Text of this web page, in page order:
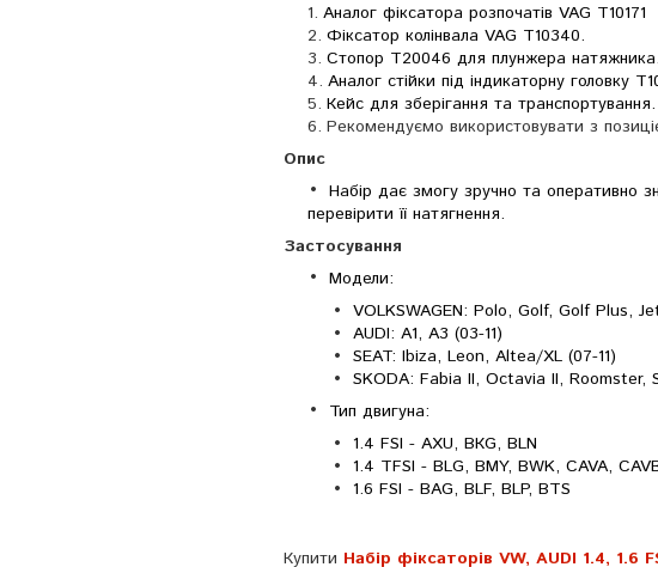
Аналог фіксатора розпочатів VAG T10171
Фіксатор колінвала VAG T10340.
Стопор T20046 для плунжера натяжника.
Аналог стійки під індикаторну головку
Кейс для зберігання та транспортування.
Рекомендуємо використовувати з
Опис
Набір дає змогу зручно та оперативно
перевірити її натягнення.
Застосування
Модели:
VOLKSWAGEN: Polo, Golf, Golf Plus,
AUDI: A1, A3 (03-11)
SEAT: Ibiza, Leon, Altea/XL (07-11)
SKODA: Fabia II, Octavia II, Roomster,
Тип двигуна:
1.4 FSI - AXU, BКG, BLN
1.4 TFSI - BLG, BMY, BWK, CAVA,
1.6 FSI - BAG, BLF, BLP, BTS
Купити Набір фіксаторів VW, AUDI 1.4, 1.6